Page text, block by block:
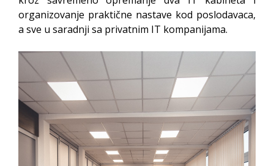
organizovanje praktične nastave kod poslodavaca,
a sve u saradnji sa privatnim IT kompanijama.